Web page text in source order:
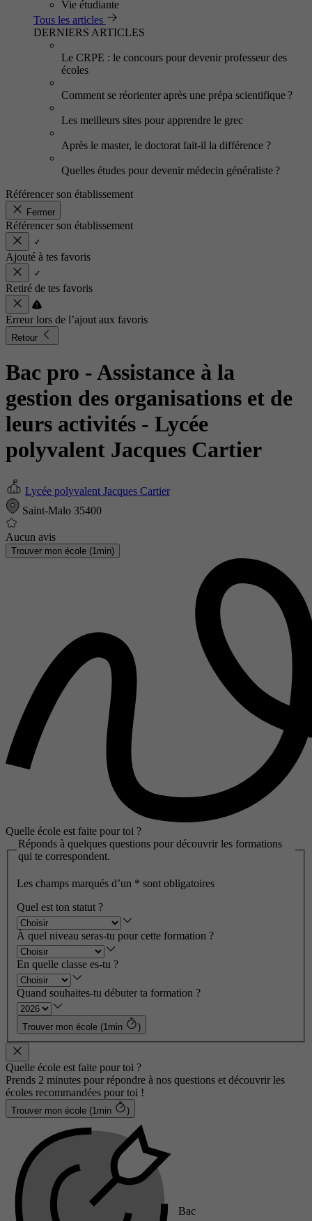
Vie étudiante
Tous les articles
DERNIERS ARTICLES
Le CRPE : le concours pour devenir professeur des
écoles
Comment se réorienter après une prépa scientifique ?
Les meilleurs sites pour apprendre le grec
Après le master, le doctorat fait-il la différence ?
Quelles études pour devenir médecin généraliste ?
Référencer son établissement
Fermer
Référencer son établissement
Ajouté à tes favoris
Retiré de tes favoris
Erreur lors de l’ajout aux favoris
Retour
Bac pro - Assistance à la
gestion des organisations et de
leurs activités - Lycée
polyvalent Jacques Cartier
Lycée polyvalent Jacques Cartier
Saint-Malo 35400
Aucun avis
Trouver mon école (1min)
Quelle école est faite pour toi ?
Réponds à quelques questions pour découvrir les formations
qui te correspondent.
Les champs marqués d’un * sont obligatoires
Quel est ton statut ?
À quel niveau seras-tu pour cette formation ?
En quelle classe es-tu ?
Quand souhaites-tu débuter ta formation ?
Trouver mon école (1min )
Quelle école est faite pour toi ?
Prends 2 minutes pour répondre à nos questions et découvrir les
écoles recommandées pour toi !
Trouver mon école (1min )
Bac